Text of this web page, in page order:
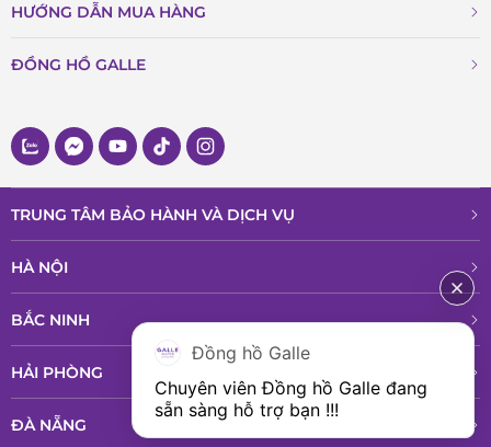
HƯỚNG DẪN MUA HÀNG
ĐỒNG HỒ GALLE
TRUNG TÂM BẢO HÀNH VÀ DỊCH VỤ
HÀ NỘI
BẮC NINH
HẢI PHÒNG
ĐÀ NẴNG
Đồng hồ Galle
Chuyên viên Đồng hồ Galle đang
sẵn sàng hỗ trợ bạn !!!